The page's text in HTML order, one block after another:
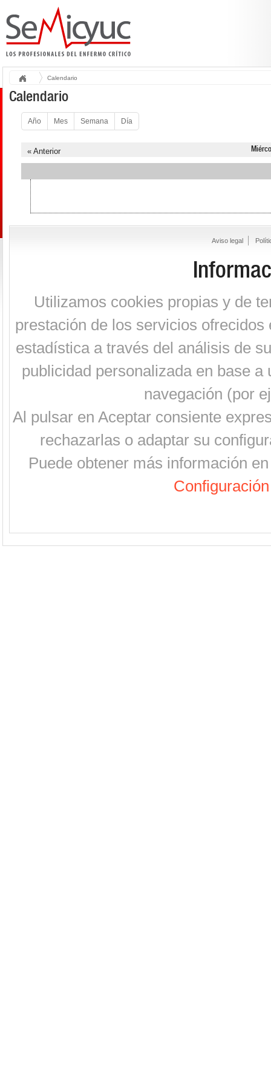
Calendario
Calendario
Año Mes Semana Día
« Anterior
Aviso legal
Utilizamos cookies propias y de
prestación de los servicios
estadística a través del análisis de
publicidad personalizada en base
navegación (por
Al pulsar en Aceptar consiente
rechazarlas o adaptar su
Puede obtener más información